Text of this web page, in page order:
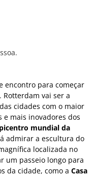
encontro para começar
. Rotterdam vai ser a
cidades com o maior
mais inovadores dos
mundial da
admirar a escultura do
localizada no
um passeio longo para
da cidade, como a Casa